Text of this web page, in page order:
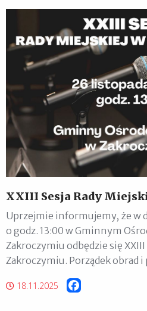
XXIII Sesja Rady
Uprzejmie informujemy, że w
o godz. 13:00 w Gminnym
Zakroczymiu odbędzie się XXIII
Zakroczymiu. Porządek obrad i
18.11.2025